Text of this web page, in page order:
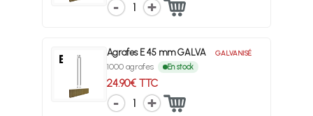
1
Agrafes E 45 mm GALVA GALVANISÉ
1000 agrafes En stock
24.90€ TTC
1